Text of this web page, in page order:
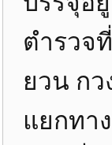
ตำรวจ
ยวน ก
แยกทา